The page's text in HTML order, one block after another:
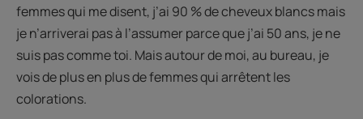
femmes qui me disent, j’ai 90 % de cheveux blancs mais
je n’arriverai pas à l’assumer parce que j’ai 50 ans, je ne
suis pas comme toi. Mais autour de moi, au bureau, je
vois de plus en plus de femmes qui arrêtent les
colorations.